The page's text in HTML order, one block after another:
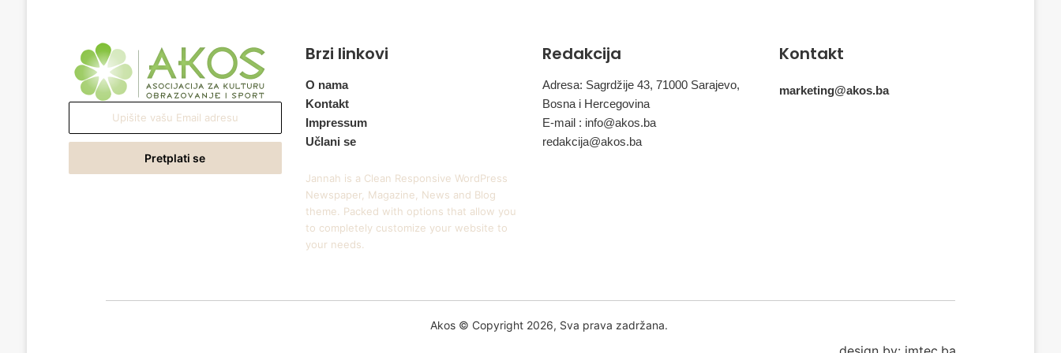
Email
Brzi linkovi
O nama
Kontakt
Impressum
Učlani se
Jannah is a Clean Responsive WordPress
Newspaper, Magazine, News and Blog
theme. Packed with options that allow you
to completely customize your website to
your needs.
Redakcija
Adresa: Sagrdžije 43, 71000 Sarajevo,
Bosna i Hercegovina
E-mail : info@akos.ba
redakcija@akos.ba
Kontakt
marketing@akos.ba
Akos © Copyright 2026, Sva prava zadržana.